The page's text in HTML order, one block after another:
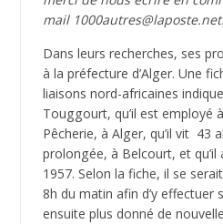
mail 1000autres@laposte.net.
Dans leurs recherches, ses
à la préfecture d’Alger. Une
liaisons nord-africaines
Touggourt, qu’il est employé
Pêcherie, à Alger, qu’il vit 43
prolongée, à Belcourt, et qu’il
1957. Selon la fiche, il se
8h du matin afin d’y effectuer
ensuite plus donné de